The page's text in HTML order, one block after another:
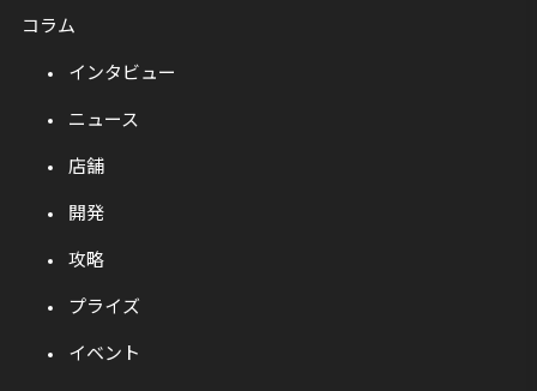
コラム
インタビュー
ニュース
店舗
開発
攻略
プライズ
イベント